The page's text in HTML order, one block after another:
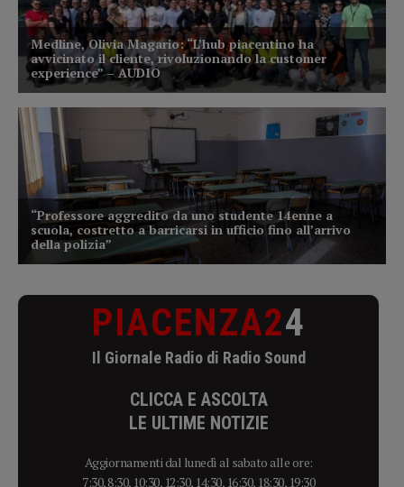
PIACENZA24
Il Giornale Radio di Radio Sound
CLICCA E ASCOLTA
LE ULTIME NOTIZIE
Aggiornamenti dal lunedì al sabato alle ore:
7:30, 8:30, 10:30, 12:30, 14:30, 16:30, 18:30, 19:30